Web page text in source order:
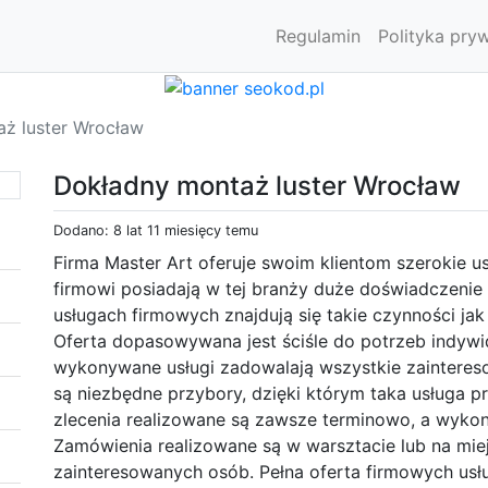
Regulamin Polityka
luster Wrocław
Dokładny montaż luster Wrocław
Dodano: 8 lat 11 miesięcy temu
Firma Master Art oferuje swoim klientom szerokie
firmowi posiadają w tej branży duże
usługach firmowych znajdują się takie czynności
Oferta dopasowywana jest ściśle do potrzeb
wykonywane usługi zadowalają wszystkie
są niezbędne przybory, dzięki którym taka usługa
zlecenia realizowane są zawsze terminowo, a
Zamówienia realizowane są w warsztacie lub na
zainteresowanych osób. Pełna oferta firmowych